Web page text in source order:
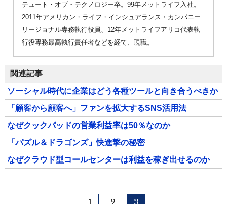
テュート・オブ・テクノロジー卒。99年メットライフ入社。
2011年アメリカン・ライフ・インシュアランス・カンパニー
リージョナル専務執行役員、12年メットライフアリコ代表執
行役専務最高執行責任者などを経て、現職。
関連記事
ソーシャル時代に企業はどう各種ツールと向き合うべきか
「顧客から顧客へ」ファンを拡大するSNS活用法
なぜクックパッドの営業利益率は50％なのか
「パズル＆ドラゴンズ」快進撃の秘密
なぜクラウド型コールセンターは利益を稼ぎ出せるのか